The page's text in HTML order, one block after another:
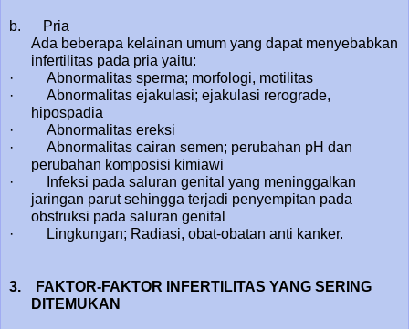
b. Pria
Ada beberapa kelainan umum yang dapat menyebabkan
infertilitas pada pria yaitu:
· Abnormalitas sperma; morfologi, motilitas
· Abnormalitas ejakulasi; ejakulasi rerograde,
hipospadia
· Abnormalitas ereksi
· Abnormalitas cairan semen; perubahan pH dan
perubahan komposisi kimiawi
· Infeksi pada saluran genital yang meninggalkan
jaringan parut sehingga terjadi penyempitan pada
obstruksi pada saluran genital
· Lingkungan; Radiasi, obat-obatan anti kanker.
3.
FAKTOR-FAKTOR INFERTILITAS YANG SERING
DITEMUKAN